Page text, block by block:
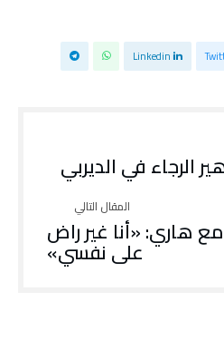
Linkedin
الرجاء في الديربي
هاري: «أنا غير راض
على نفسي»